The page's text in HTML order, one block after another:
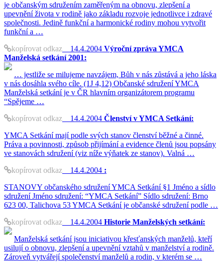
je občanským sdružením zaměřeným na obnovu, zlepšení a
upevnění života v rodině jako základu rozvoje jednotlivce i zdravé
společnosti. Jedině funkční a harmonické rodiny mohou vytvořit
funkční a …
kopírovat odkaz 14.4.2004 Výroční zpráva YMCA
Manželská setkání 2001:
… jestliže se milujeme navzájem, Bůh v nás zůstává a jeho láska
v nás dosáhla svého cíle. (1J 4,12) Občanské sdružení YMCA
Manželská setkání je v ČR hlavním organizátorem programu
“Spějeme …
kopírovat odkaz 14.4.2004 Členství v YMCA Setkání:
YMCA Setkání mají podle svých stanov členství běžné a činné.
Práva a povinnosti, způsob přijímání a evidence členů jsou popsány
ve stanovách sdružení (viz níže výňatek ze stanov). Valná …
kopírovat odkaz 14.4.2004 :
STANOVY občanského sdružení YMCA Setkání §1 Jméno a sídlo
sdružení Jméno sdružení: “YMCA Setkání” Sídlo sdružení: Brno
623 00, Talichova 53 YMCA Setkání je občanské sdružení podle …
kopírovat odkaz 14.4.2004 Historie Manželských setkání:
Manželská setkání jsou iniciativou křesťanských manželů, kteří
usilují o obnovu, zlepšení a upevnění vztahů v manželství a rodině.
Zároveň vytvářejí společenství manželů a rodin, v kterém se …